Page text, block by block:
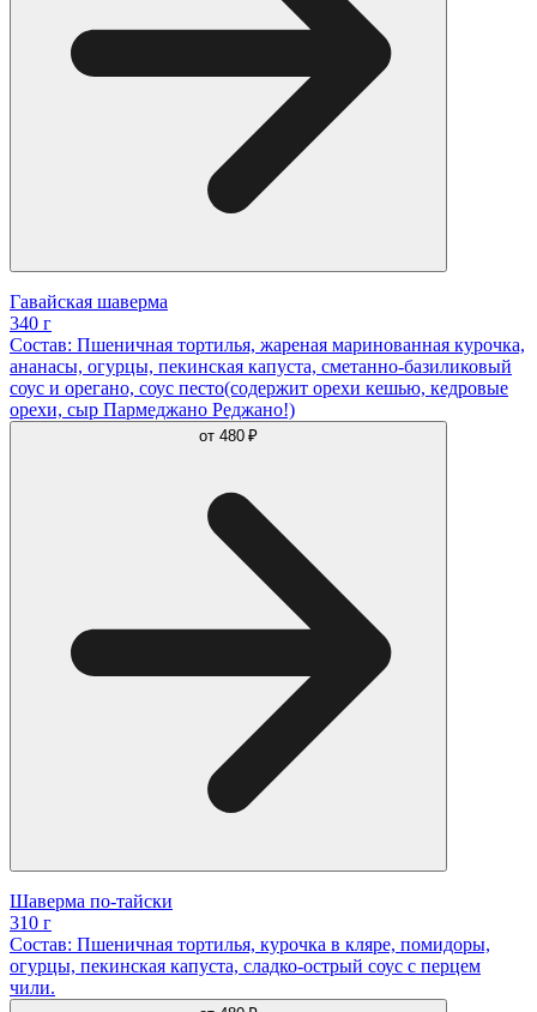
Гавайская шаверма
340 г
Состав: Пшеничная тортилья, жареная маринованная курочка,
ананасы, огурцы, пекинская капуста, сметанно-базиликовый
соус и орегано, соус песто(содержит орехи кешью, кедровые
орехи, сыр Пармеджано Реджано!)
от 480 ₽
Шаверма по-тайски
310 г
Состав: Пшеничная тортилья, курочка в кляре, помидоры,
огурцы, пекинская капуста, сладко-острый соус с перцем
чили.